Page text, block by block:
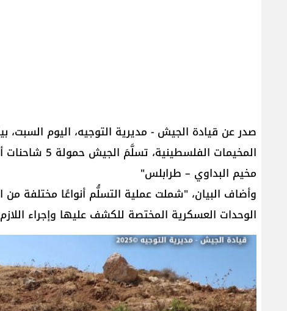
صدر عن قيادة الجيش - مديرية التوجيه، اليوم السبت،
مخيم البداوي – طرابلس"
وأضاف البيان، "شملت عملية التسلُّم أنواعًا مختلفة من
الوحدات العسكرية المختصة للكشف عليها وإجراء